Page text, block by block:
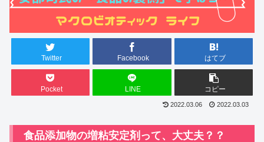
Twitter Facebook はてブ
Pocket LINE コピー
2022.03.06 2022.03.03
食品添加物の増粘安定剤って、大丈夫？？